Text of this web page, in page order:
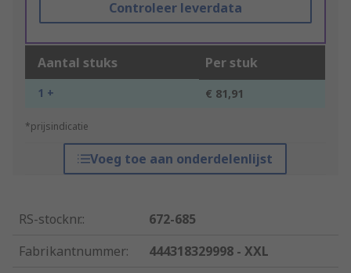
Controleer leverdata
Aantal stuks Per stuk
1 + € 81,91
*prijsindicatie
Voeg toe aan onderdelenlijst
RS-stocknr.:
672-685
Fabrikantnummer:
444318329998 - XXL